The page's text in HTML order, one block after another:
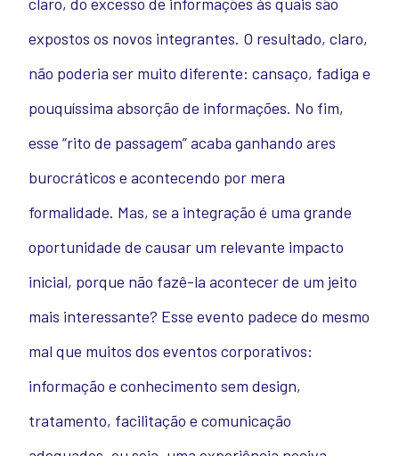
expostos os novos integrantes. O resultado, claro,
não poderia ser muito diferente: cansaço, fadiga e
pouquíssima absorção de informações. No fim,
esse “rito de passagem” acaba ganhando ares
burocráticos e acontecendo por mera
formalidade. Mas, se a integração é uma grande
oportunidade de causar um relevante impacto
inicial, porque não fazê-la acontecer de um jeito
mais interessante? Esse evento padece do mesmo
mal que muitos dos eventos corporativos:
informação e conhecimento sem design,
tratamento, facilitação e comunicação